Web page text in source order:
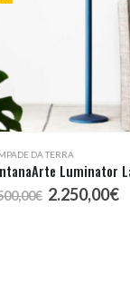
opzioni possono essere scelte nella pagina del prodotto
DA TERRA
Luminator
€ Il
prezzo
2.250,00€Il